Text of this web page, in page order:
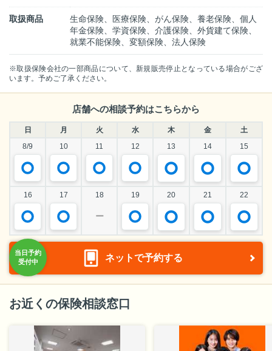
取扱商品
生命保険、医療保険、がん保険、養老保険、個人
年金保険、学資保険、介護保険、外貨建て保険、
就業不能保険、変額保険、法人保険
※取扱保険会社の一部商品について、新規販売停止となっている場合がござ
います。予めご了承ください。
店舗への相談予約はこちらから
日 月 火 水 木 金
土
8/9
10 11 12 13 14 15
16 17 18 19 20 21 22
ー
ネットで予約する
お近くの保険相談窓口